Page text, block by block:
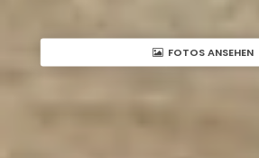
FOTOS ANSEHEN